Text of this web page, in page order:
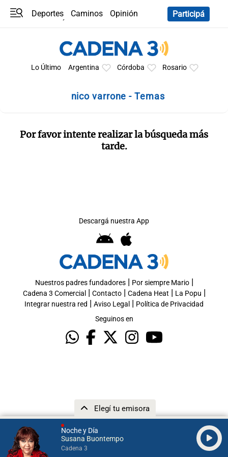
Noche y Día
Susana Buontempo
Cadena 3
Elegí tu emisora
Deportes Caminos
Opinión
Participá
Lo Último Argentina Córdoba Rosario
nico varrone - Temas
Por favor intente realizar la búsqueda más
tarde.
Descargá nuestra App
Nuestros padres fundadores| Por siempre Mario|
Cadena 3 Comercial | Contacto| Cadena Heat | La Popu |
Integrar nuestra red | Aviso Legal | Política de Privacidad
Seguinos en